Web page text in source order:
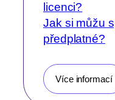
licenci?
Jak si můžu
předplatné?
Více informací